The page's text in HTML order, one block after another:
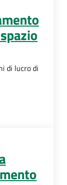
di lucro di